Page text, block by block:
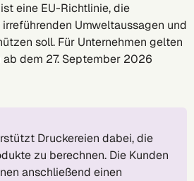
eine EU-Richtlinie, die
Umweltaussagen und
soll. Für Unternehmen gelten
dem 27. September 2026
Druckereien dabei, die
zu berechnen. Die Kunden
anschließend einen